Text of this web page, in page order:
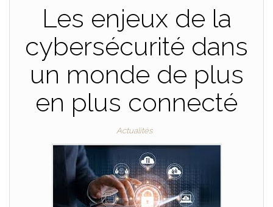
Les enjeux de la
cybersécurité dans
un monde de plus
en plus connecté
Actualités